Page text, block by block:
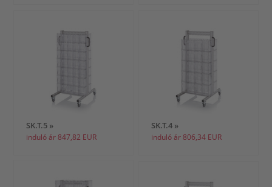
SK.T.5 »
induló ár 847,82 EUR
SK.T.4 »
induló ár 806,34 EUR